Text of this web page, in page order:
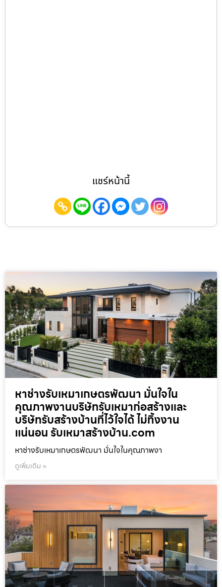
แชร์หน้านี้
หาช่างรับเหมาเกษตรพัฒนา มั่นใจใน
คุณภาพงานบริษัทรับเหมาก่อสร้างและ
บริษัทรับสร้างบ้านที่ไว้ใจได้ ไม่ทิ้งงาน
แน่นอน รับเหมาสร้างบ้าน.com
หาช่างรับเหมาเกษตรพัฒนา มั่นใจในคุณภาพงา
ดูเพิ่มเติม »